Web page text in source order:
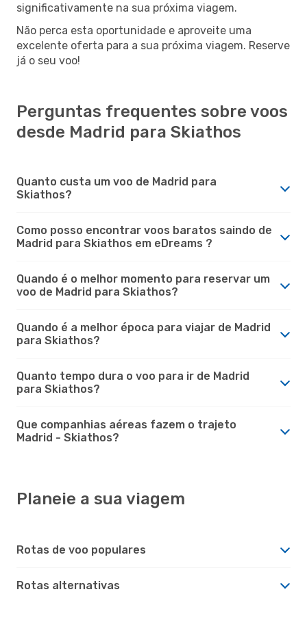
significativamente na sua próxima viagem.
Não perca esta oportunidade e aproveite uma
excelente oferta para a sua próxima viagem. Reserve
já o seu voo!
Perguntas frequentes sobre voos
desde Madrid para Skiathos
Quanto custa um voo de Madrid para
Skiathos?
Como posso encontrar voos baratos saindo de
Madrid para Skiathos em eDreams ?
Quando é o melhor momento para reservar um
voo de Madrid para Skiathos?
Quando é a melhor época para viajar de Madrid
para Skiathos?
Quanto tempo dura o voo para ir de Madrid
para Skiathos?
Que companhias aéreas fazem o trajeto
Madrid - Skiathos?
Planeie a sua viagem
Rotas de voo populares
Rotas alternativas